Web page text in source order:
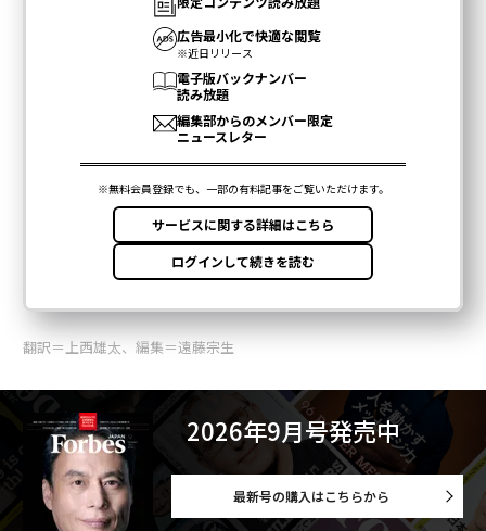
翻訳＝上西雄太、編集＝遠藤宗生
2026年9月号発売中
最新号の購入はこちらから